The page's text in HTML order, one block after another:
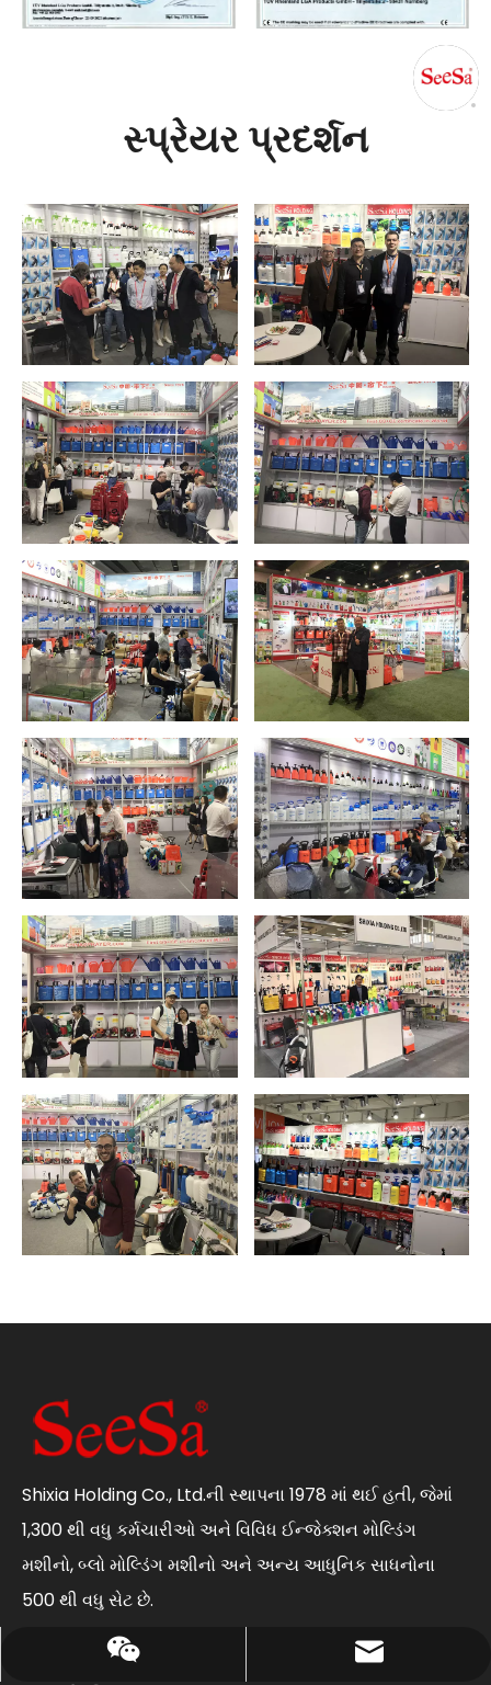
સ્પ્રેયર પ્રદર્શન
Shixia Holding Co., Ltd.ની સ્થાપના 1978 માં થઈ હતી, જેમાં
1,300 થી વધુ કર્મચારીઓ અને વિવિધ ઈન્જેક્શન મોલ્ડિંગ
મશીનો, બ્લો મોલ્ડિંગ મશીનો અને અન્ય આધુનિક સાધનોના
500 થી વધુ સેટ છે.